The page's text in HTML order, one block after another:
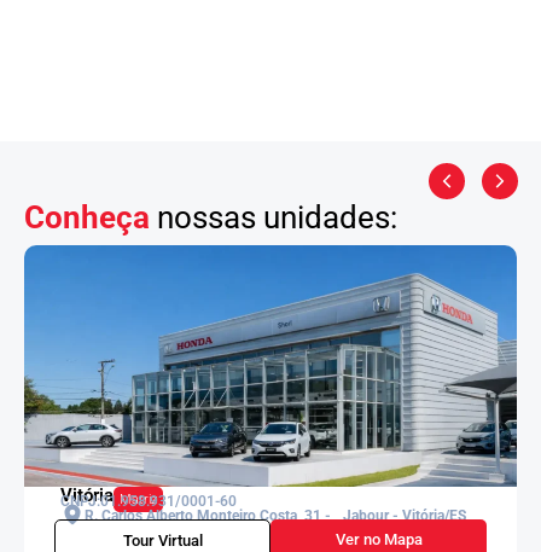
Conheça nossas unidades:
Vitória Matriz
CNPJ:01.958.931/0001-60
R. Carlos Alberto Monteiro Costa, 31 - Jabour - Vitória/ES
Tour Virtual Ver no Mapa